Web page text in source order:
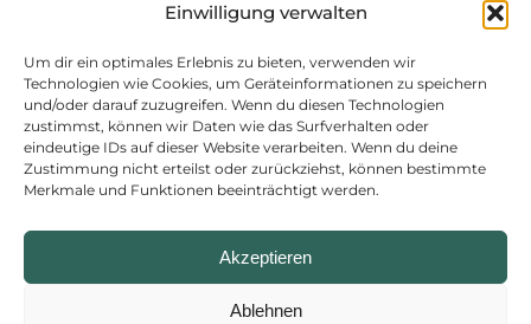
Einwilligung verwalten
Um dir ein optimales Erlebnis zu bieten, verwenden wir
Technologien wie Cookies, um Geräteinformationen zu speichern
und/oder darauf zuzugreifen. Wenn du diesen Technologien
zustimmst, können wir Daten wie das Surfverhalten oder
eindeutige IDs auf dieser Website verarbeiten. Wenn du deine
Zustimmung nicht erteilst oder zurückziehst, können bestimmte
Merkmale und Funktionen beeinträchtigt werden.
Akzeptieren
Ablehnen
FREITAG 09:00 – 12:00